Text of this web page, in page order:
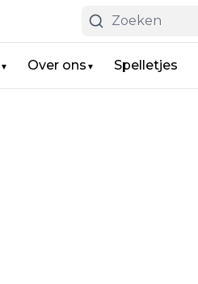
▼ Over ons ▼ Spelletjes